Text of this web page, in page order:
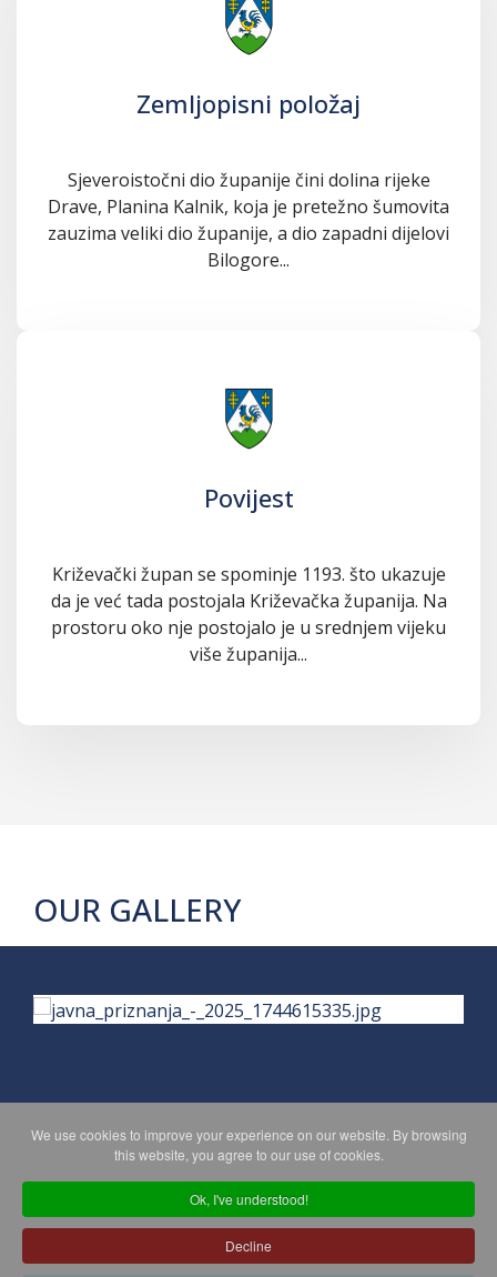
Zemljopisni položaj
Sjeveroistočni dio županije čini dolina rijeke
Drave, Planina Kalnik, koja je pretežno šumovita
zauzima veliki dio županije, a dio zapadni dijelovi
Bilogore...
Povijest
Križevački župan se spominje 1193. što ukazuje
da je već tada postojala Križevačka županija. Na
prostoru oko nje postojalo je u srednjem vijeku
više županija...
OUR GALLERY
PRIVACY POLICY MAPA WEBA
Copyright © 2026 Koprivničko - križevačka županija. All Rights
Reserved.
We use cookies to improve your experience on our website. By browsing
this website, you agree to our use of cookies.
Ok, I've understood!
Decline